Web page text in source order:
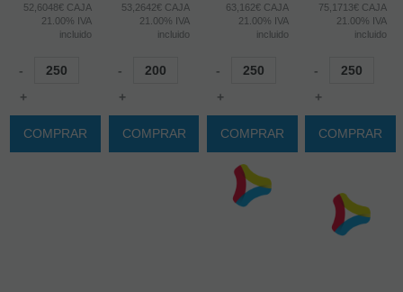
52,6048€ CAJA
21.00% IVA
incluido
-
+
COMPRAR
53,2642€ CAJA
21.00% IVA
incluido
-
+
COMPRAR
63,162€ CAJA
21.00% IVA
incluido
-
+
COMPRAR
75,1713€ CAJA
21.00% IVA
incluido
-
+
COMPRAR